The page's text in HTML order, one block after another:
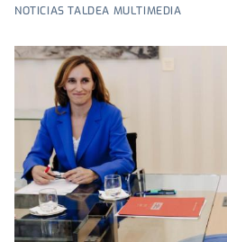
NOTICIAS TALDEA MULTIMEDIA